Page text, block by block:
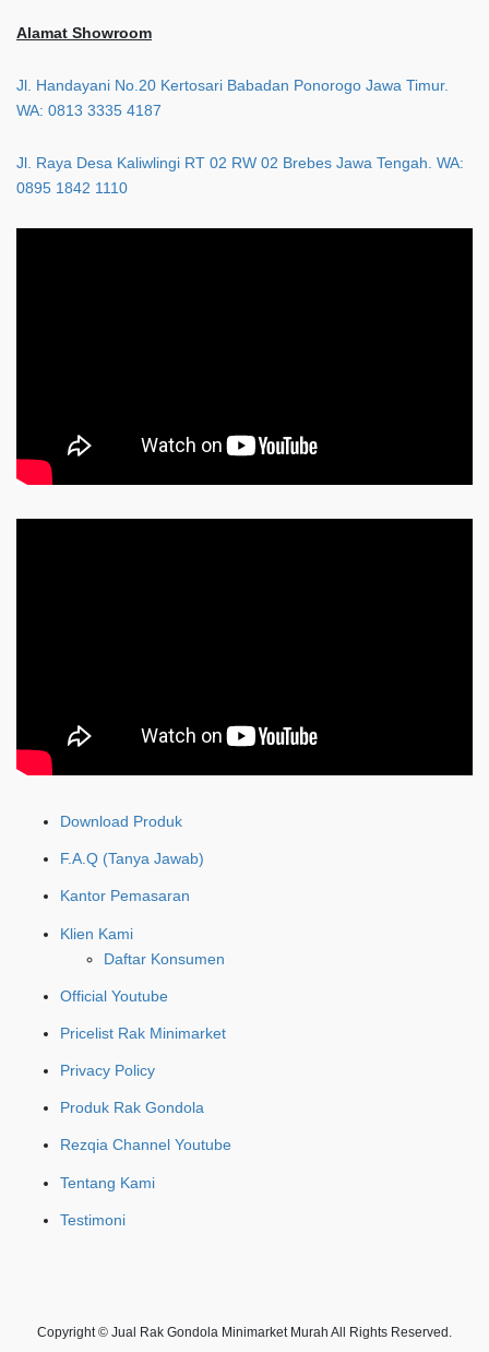
Alamat Showroom
Jl. Handayani No.20 Kertosari Babadan Ponorogo Jawa Timur.
WA: 0813 3335 4187
Jl. Raya Desa Kaliwlingi RT 02 RW 02 Brebes Jawa Tengah. WA:
0895 1842 1110
Download Produk
F.A.Q (Tanya Jawab)
Kantor Pemasaran
Klien Kami
Daftar Konsumen
Official Youtube
Pricelist Rak Minimarket
Privacy Policy
Produk Rak Gondola
Rezqia Channel Youtube
Tentang Kami
Testimoni
Copyright © Jual Rak Gondola Minimarket Murah All Rights Reserved.